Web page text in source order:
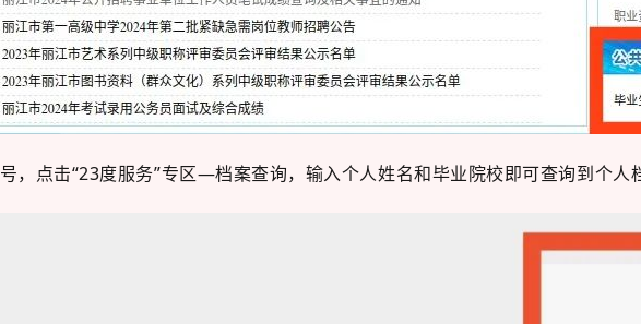
，点击“23度服务”专区—档案查询，输入个人姓名和毕业院校即可查询到个人